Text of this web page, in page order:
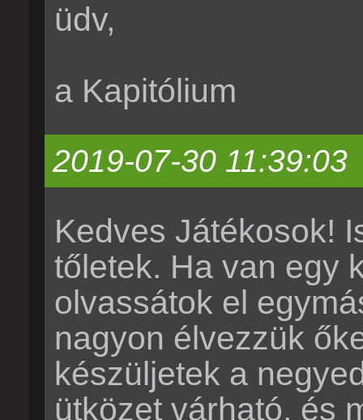
üdv,
a Kapitólium
2019-07-30 11:39:03
Kedves Játékosok!
tőletek. Ha van egy
olvassátok el
nagyon élvezzük
készüljetek a
ütközet várható, és